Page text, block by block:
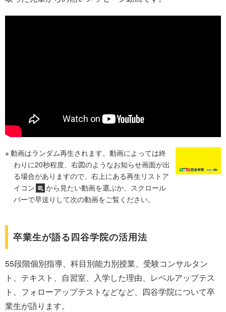
動画はランダム再生されます。動画によっては終
わりに20秒程度、右図のようなお知らせ画面が出
る場合がありますので、右上にある再生リストア
イコン
から見たい動画を選ぶか、スクロール
バーで早送りして次の動画をご覧ください。
卒業生が語る四谷学院の活用法
55段階個別指導、科目別能力別授業、受験コンサルタン
ト、テキスト、自習室、入学した理由、レベルアップテス
ト、フォローアップテストなどなど、四谷学院について卒
業生が語ります。